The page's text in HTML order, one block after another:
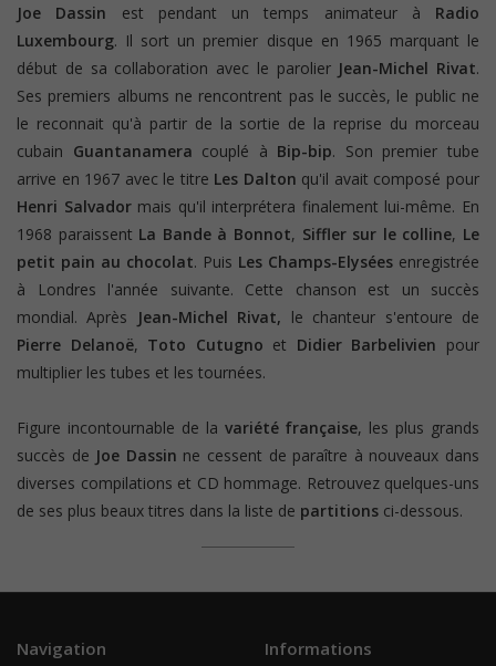
Joe Dassin est pendant un temps animateur à Radio
Luxembourg. Il sort un premier disque en 1965 marquant le
début de sa collaboration avec le parolier Jean-Michel Rivat.
Ses premiers albums ne rencontrent pas le succès, le public ne
le reconnait qu'à partir de la sortie de la reprise du morceau
cubain Guantanamera couplé à Bip-bip. Son premier tube
arrive en 1967 avec le titre Les Dalton qu'il avait composé pour
Henri Salvadormais qu'il interprétera finalement lui-même. En
1968 paraissent La Bande à Bonnot, Siffler sur le colline, Le
petit pain au chocolat. Puis Les Champs-Elysées enregistrée
à Londres l'année suivante. Cette chanson est un succès
mondial. Après
Jean-Michel Rivat, le chanteur s'entoure de
Pierre Delanoë, Toto Cutugno et Didier Barbelivien pour
multiplier les tubes et les tournées.
Figure incontournable de la variété française, les plus grands
succès de Joe Dassin ne cessent de paraître à nouveaux dans
diverses compilations et CD hommage. Retrouvez quelques-uns
de ses plus beaux titres dans la liste de partitions ci-dessous.
Navigation Informations